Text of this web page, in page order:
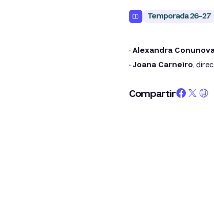
Temporada 26-27
· Alexandra
· Joana Carneiro,
Compartir